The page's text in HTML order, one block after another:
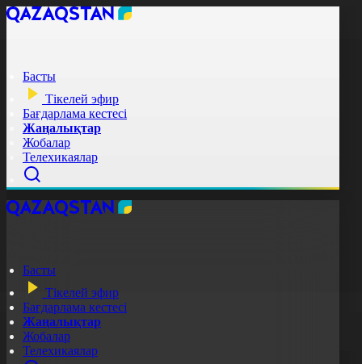
Басты
Тікелей эфир
Бағдарлама кестесі
Жаңалықтар
Жобалар
Телехикаялар
Басты
Тікелей эфир
Бағдарлама кестесі
Жаңалықтар
Жобалар
Телехикаялар